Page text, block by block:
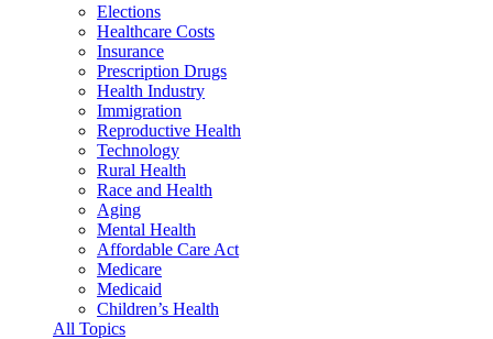
Elections
Healthcare Costs
Insurance
Prescription Drugs
Health Industry
Immigration
Reproductive Health
Technology
Rural Health
Race and Health
Aging
Mental Health
Affordable Care Act
Medicare
Medicaid
Children’s Health
All Topics